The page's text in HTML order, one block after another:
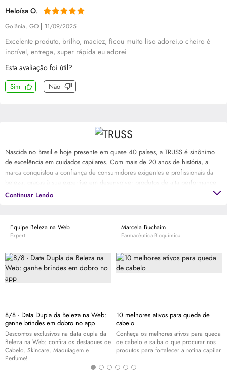
Heloísa O.
Goiânia, GO | 11/09/2025
Excelente produto, brilho, maciez, ficou muito liso adorei,o cheiro é
incrível, entrega, super rápida eu adorei
Esta avaliação foi útil?
Sim Não
Nascida no Brasil e hoje presente em quase 40 países, a TRUSS é sinônimo
de excelência em cuidados capilares. Com mais de 20 anos de história, a
marca conquistou a confiança de consumidores exigentes e profissionais da
beleza, graças à sua expertise em desenvolver produtos de alta performance
com ingredientes de última geração. Desde 2022, a TRUSS faz parte do
produto ideal para você!
Continuar Lendo
Equipe Beleza na Web
Expert
8/8 - Data Dupla da Beleza na Web:
ganhe brindes em dobro no app
Descontos exclusivos na data dupla da
Beleza na Web: confira os destaques de
Cabelo, Skincare, Maquiagem e
Perfume!
Marcela Buchaim
Farmacêutica Bioquímica
10 melhores ativos para queda de
cabelo
Conheça os melhores ativos para queda
de cabelo e saiba o que procurar nos
produtos para fortalecer a rotina capilar